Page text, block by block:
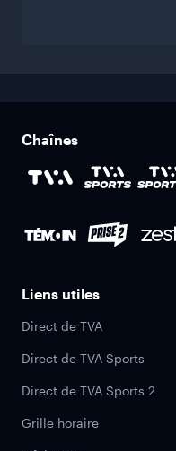
Chaînes
Liens utiles
Direct de TVA
Direct de TVA Sports
Direct de TVA Sports 2
Grille horaire